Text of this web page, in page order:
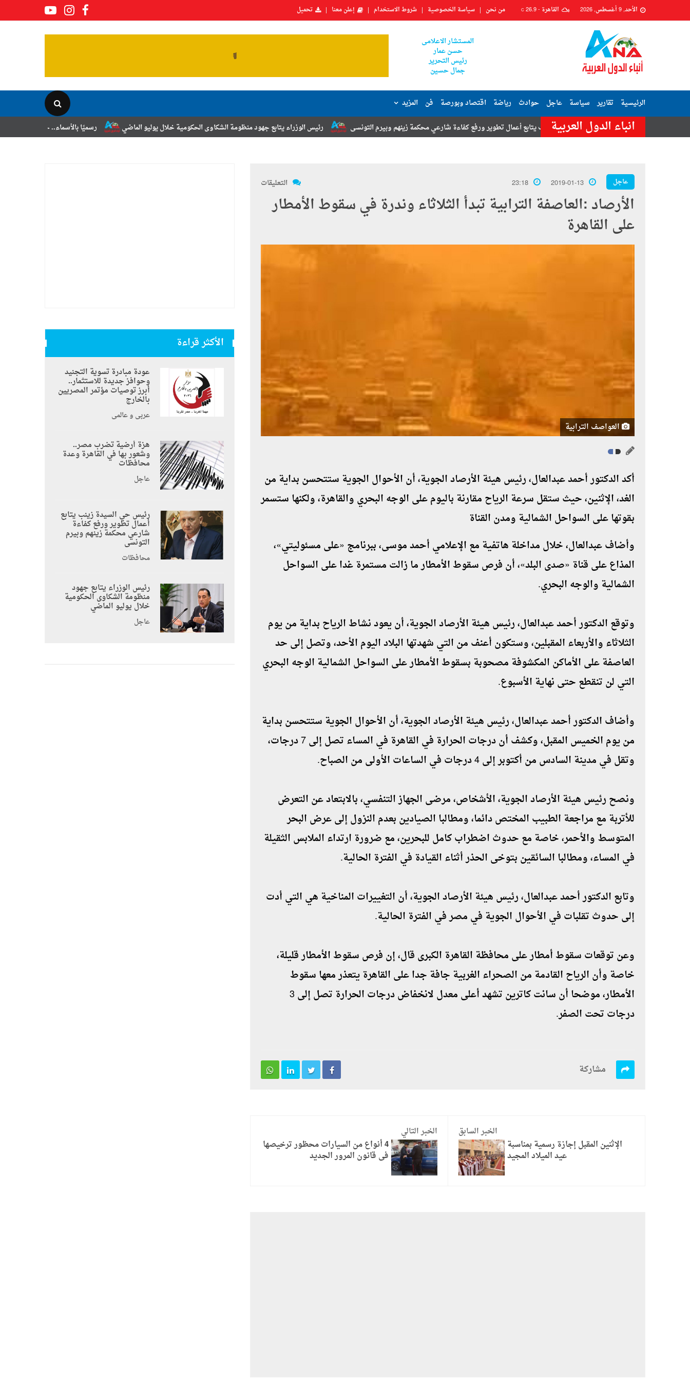
الأحد, 9 أغسطس, 2026 القاهرة -26.9
C من نحن سياسة الخصوصية شروط الاستخدام إعلن معنا تحميل
المستشار الاعلامى
حسن عمار
رئيس التحرير
جمال حسين
الرئيسية تقارير سياسة عاجل حوادث رياضة اقتصاد وبورصة فن المزيد
انباء الدول العربية رسميًا بالأسماء.. حركة الترقيات والتنقلات لضباط رئيس الوزراء يتابع جهود منظومة الشكاوى الحكومية خلال يوليو الماضي رئيس حي السيدة زينب يتابع أعمال تطوير ورفع كفاءة شارعي محكمة زينهم وبيرم التونسى
عاجل 2019-01-13
23:18 التعليقات
الأرصاد :العاصفة الترابية تبدأ الثلاثاء وندرة في سقوط الأمطار
على القاهرة
العواصف الترابية
أكد الدكتور أحمد عبدالعال، رئيس هيئة الأرصاد الجوية، أن الأحوال الجوية ستتحسن بداية من
الغد، الإثنين، حيث ستقل سرعة الرياح مقارنة باليوم على الوجه البحري والقاهرة، ولكنها ستسمر
بقوتها على السواحل الشمالية ومدن القناة
وأضاف عبدالعال، خلال مداخلة هاتفية مع الإعلامي أحمد موسى، ببرنامج «على مسئوليتي»،
المذاع على قناة «صدى البلد»، أن فرص سقوط الأمطار ما زالت مستمرة غدا على السواحل
الشمالية والوجه البحري.
وتوقع الدكتور أحمد عبدالعال، رئيس هيئة الأرصاد الجوية، أن يعود نشاط الرياح بداية من يوم
الثلاثاء والأربعاء المقبلين، وستكون أعنف من التي شهدتها البلاد اليوم الأحد، وتصل إلى حد
العاصفة على الأماكن المكشوفة مصحوبة بسقوط الأمطار على السواحل الشمالية الوجه البحري
التي لن تنقطع حتى نهاية الأسبوع.
وأضاف الدكتور أحمد عبدالعال، رئيس هيئة الأرصاد الجوية، أن الأحوال الجوية ستتحسن بداية
من يوم الخميس المقبل، وكشف أن درجات الحرارة في القاهرة في المساء تصل إلى 7 درجات،
وتقل في مدينة السادس من أكتوبر إلى 4 درجات في الساعات الأولى من الصباح.
ونصح رئيس هيئة الأرصاد الجوية، الأشخاص، مرضى الجهاز التنفسي، بالابتعاد عن التعرض
للأتربة مع مراجعة الطبيب المختص دائما، ومطالبا الصيادين بعدم النزول إلى عرض البحر
المتوسط والأحمر، خاصة مع حدوث اضطراب كامل للبحرين، مع ضرورة ارتداء الملابس الثقيلة
في المساء، ومطالبا السائقين بتوخى الحذر أثناء القيادة في الفترة الحالية.
وتابع الدكتور أحمد عبدالعال، رئيس هيئة الأرصاد الجوية، أن التغييرات المناخية هي التي أدت
إلى حدوث تقلبات في الأحوال الجوية في مصر في الفترة الحالية.
وعن توقعات سقوط أمطار على محافظة القاهرة الكبرى قال، إن فرص سقوط الأمطار قليلة،
خاصة وأن الرياح القادمة من الصحراء الغربية جافة جدا على القاهرة يتعذر معها سقوط
الأمطار، موضحا أن سانت كاترين تشهد أعلى معدل لانخفاض درجات الحرارة تصل إلى 3
درجات تحت الصفر.
مشاركة
الخبر السابق
الإثنين المقبل إجازة رسمية بمناسبة
عيد الميلاد المجيد
الخبر التالي
4 أنواع من السيارات محظور ترخيصها
فى قانون المرور الجديد
الأكثر قراءة
عودة مبادرة تسوية التجنيد
وحوافز جديدة للاستثمار..
أبرز توصيات مؤتمر المصريين
بالخارج
عربي و عالمي
هزة أرضية تضرب مصر..
وشعور بها في القاهرة وعدة
محافظات
عاجل
رئيس حي السيدة زينب يتابع
أعمال تطوير ورفع كفاءة
شارعي محكمة زينهم وبيرم
التونسى
محافظات
رئيس الوزراء يتابع جهود
منظومة الشكاوى الحكومية
خلال يوليو الماضي
عاجل